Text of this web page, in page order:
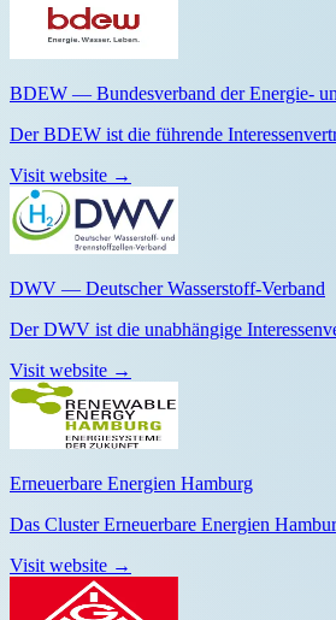
BDEW — Bundesverband der Energie-
Der BDEW ist die führende
Visit website →
DWV — Deutscher Wasserstoff-Verband
Der DWV ist die unabhängige
Visit website →
Erneuerbare Energien Hamburg
Das Cluster Erneuerbare Energien
Visit website →